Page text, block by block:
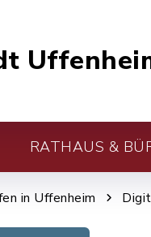
RATHAUS &
in Uffenheim